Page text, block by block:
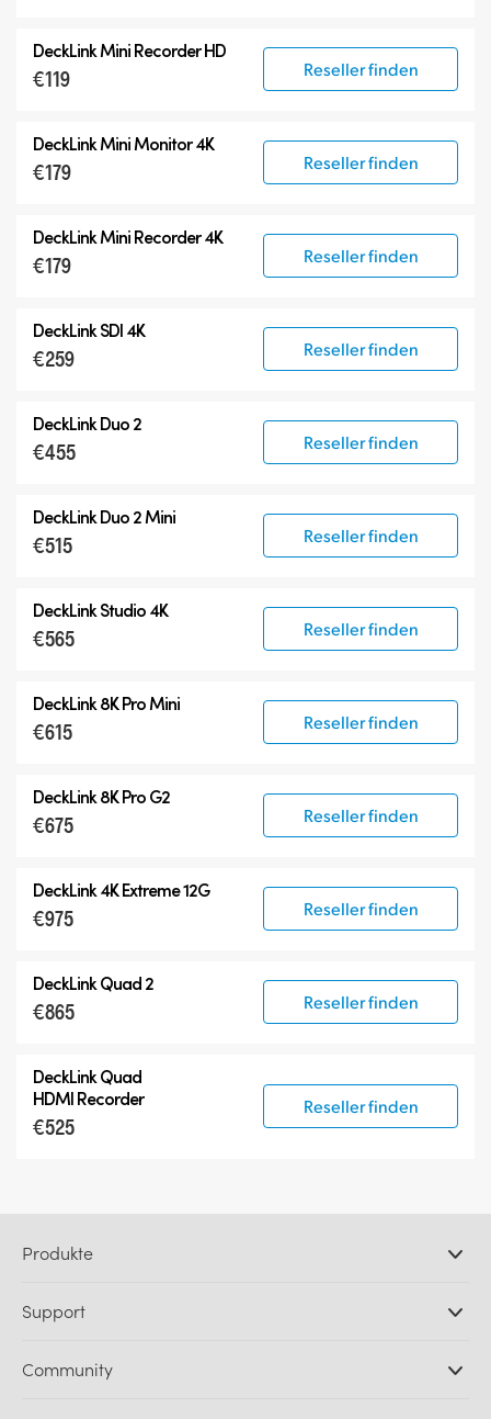
DeckLink Mini Recorder HD
€119 Reseller finden
DeckLink Mini Monitor 4K
€179 Reseller finden
DeckLink Mini Recorder 4K
€179 Reseller finden
DeckLink SDI 4K
€259 Reseller finden
DeckLink Duo 2
€455 Reseller finden
DeckLink Duo 2 Mini
€515 Reseller finden
DeckLink Studio 4K
€565 Reseller finden
DeckLink 8K Pro Mini
€615 Reseller finden
DeckLink 8K Pro G2
€675 Reseller finden
DeckLink 4K Extreme 12G
€975 Reseller finden
DeckLink Quad 2
€865 Reseller finden
DeckLink Quad
HDMI Recorder
€525
Reseller finden
Produkte
DaVinci Resolve und Fusion Software
Ultimatte
Support
Support-Center
Community